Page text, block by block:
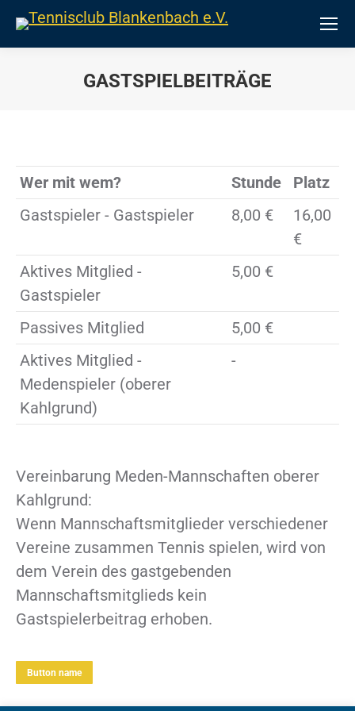
GASTSPIELBEITRÄGE
Wer mit wem? Stunde
Platz
Gastspieler - Gastspieler
8,00 €
16,00
€
Aktives Mitglied -
Gastspieler
5,00 €
Passives Mitglied
5,00 €
Aktives Mitglied -
Medenspieler (oberer
Kahlgrund)
-
Vereinbarung Meden-Mannschaften oberer
Kahlgrund:
Wenn Mannschaftsmitglieder verschiedener
Vereine zusammen Tennis spielen, wird von
dem Verein des gastgebenden
Mannschaftsmitglieds kein
Gastspielerbeitrag erhoben.
Button name